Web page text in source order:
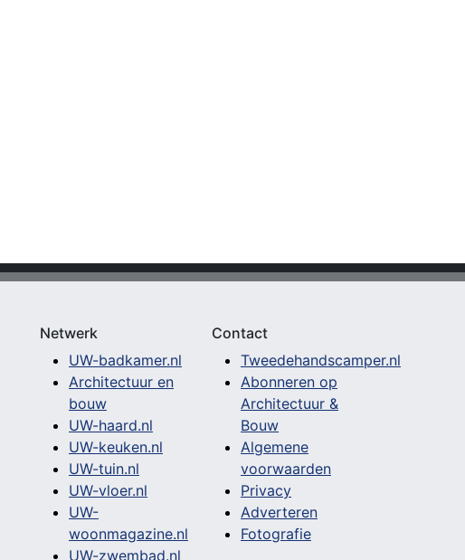
Netwerk
UW-badkamer.nl
Architectuur en
bouw
UW-haard.nl
UW-keuken.nl
UW-tuin.nl
UW-vloer.nl
UW-
woonmagazine.nl
UW-zwembad.nl
Contact
Tweedehandscamper.nl
Abonneren op
Architectuur &
Bouw
Algemene
voorwaarden
Privacy
Adverteren
Fotografie